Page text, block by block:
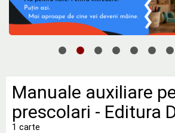
Manuale auxiliare
prescolari - Editura
1 carte